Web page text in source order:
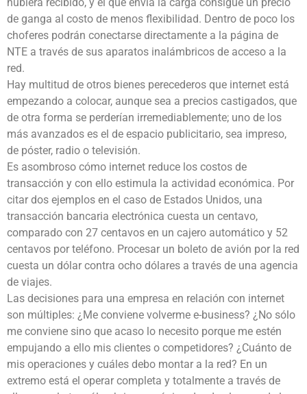
de ganga al costo de menos flexibilidad. Dentro de poco los
choferes podrán conectarse directamente a la página de
NTE a través de sus aparatos inalámbricos de acceso a la
red.
Hay multitud de otros bienes perecederos que internet está
empezando a colocar, aunque sea a precios castigados, que
de otra forma se perderían irremediablemente; uno de los
más avanzados es el de espacio publicitario, sea impreso,
de póster, radio o televisión.
Es asombroso cómo internet reduce los costos de
transacción y con ello estimula la actividad económica. Por
citar dos ejemplos en el caso de Estados Unidos, una
transacción bancaria electrónica cuesta un centavo,
comparado con 27 centavos en un cajero automático y 52
centavos por teléfono. Procesar un boleto de avión por la red
cuesta un dólar contra ocho dólares a través de una agencia
de viajes.
Las decisiones para una empresa en relación con internet
son múltiples: ¿Me conviene volverme e-business? ¿No sólo
me conviene sino que acaso lo necesito porque me estén
empujando a ello mis clientes o competidores? ¿Cuánto de
mis operaciones y cuáles debo montar a la red? En un
extremo está el operar completa y totalmente a través de